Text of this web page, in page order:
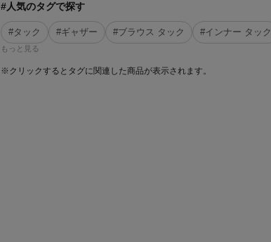
#人気のタグで探す
#タック #ギャザー #ブラウス タック #インナー タック
もっと見る
※クリックするとタグに関連した商品が表示されます。